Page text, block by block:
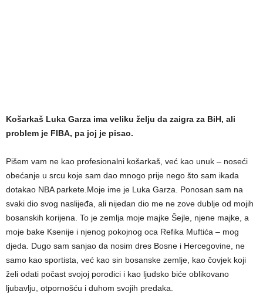
Košarkaš Luka Garza ima veliku želju da zaigra za BiH, ali
problem je FIBA, pa joj je pisao.
Pišem vam ne kao profesionalni košarkaš, već kao unuk – noseći
obećanje u srcu koje sam dao mnogo prije nego što sam ikada
dotakao NBA parkete.Moje ime je Luka Garza. Ponosan sam na
svaki dio svog naslijeđa, ali nijedan dio me ne zove dublje od mojih
bosanskih korijena. To je zemlja moje majke Šejle, njene majke, a
moje bake Ksenije i njenog pokojnog oca Refika Muftića – mog
djeda. Dugo sam sanjao da nosim dres Bosne i Hercegovine, ne
samo kao sportista, već kao sin bosanske zemlje, kao čovjek koji
želi odati počast svojoj porodici i kao ljudsko biće oblikovano
ljubavlju, otpornošću i duhom svojih predaka.